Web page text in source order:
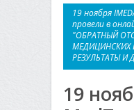
19 ноября
провели в
"ОБРАТНЫЙ
МЕДИЦИНСКИХ
РЕЗУЛЬТАТЫ И
19